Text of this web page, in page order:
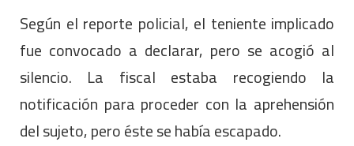
Según el reporte policial, el teniente implicado
fue convocado a declarar, pero se acogió al
silencio. La fiscal estaba recogiendo la
notificación para proceder con la aprehensión
del sujeto, pero éste se había escapado.